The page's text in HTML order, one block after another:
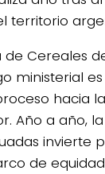
territorio
de Cereales
ministerial
hacia
Año a año,
invierte
de